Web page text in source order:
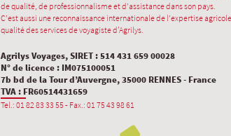
de qualité, de professionnalisme et d’assistance dans son pays.
C’est aussi une reconnaissance internationale de l’expertise
qualité des services de voyagiste d'Agrilys.
Agrilys Voyages, SIRET : 514 431 659 00028
N° de licence : IM075100051
7b bd de la Tour d’Auvergne, 35000 RENNES - France
TVA : FR60514431659
Tel.: 01 82 83 33 55 - Fax.: 01 75 43 98 61